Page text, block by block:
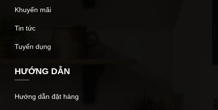
Khuyến mãi
Tin tức
Tuyển dụng
HƯỚNG DẪN
Hướng dẫn đặt hàng